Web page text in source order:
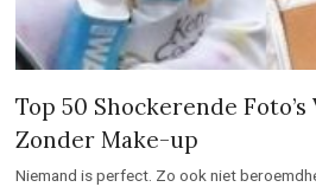
Top 50 Shockerende
Zonder Make-up
Niemand is perfect. Zo ook niet